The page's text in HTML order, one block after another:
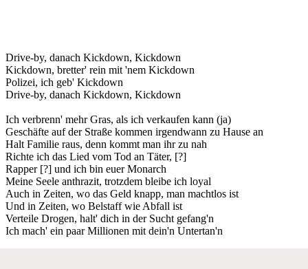
Drive-by, danach Kickdown, Kickdown
Kickdown, bretter' rein mit 'nem Kickdown
Polizei, ich geb' Kickdown
Drive-by, danach Kickdown, Kickdown
Ich verbrenn' mehr Gras, als ich verkaufen kann (ja)
Geschäfte auf der Straße kommen irgendwann zu Hause an
Halt Familie raus, denn kommt man ihr zu nah
Richte ich das Lied vom Tod an Täter, [?]
Rapper [?] und ich bin euer Monarch
Meine Seele anthrazit, trotzdem bleibe ich loyal
Auch in Zeiten, wo das Geld knapp, man machtlos ist
Und in Zeiten, wo Belstaff wie Abfall ist
Verteile Drogen, halt' dich in der Sucht gefang'n
Ich mach' ein paar Millionen mit dein'n Untertan'n